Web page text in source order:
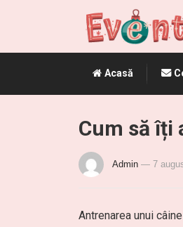
Acasă
Cum să îți
Admin — 7
Antrenarea unui